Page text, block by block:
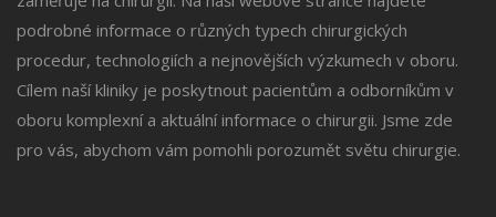
podrobné informace o různých typech chirurgických
procedur, technologiích a nejnovějších výzkumech v oboru.
Cílem naší kliniky je poskytnout pacientům a odborníkům v
oboru komplexní a aktuální informace o chirurgii. Jsme zde
pro vás, abychom vám pomohli porozumět světu chirurgie.